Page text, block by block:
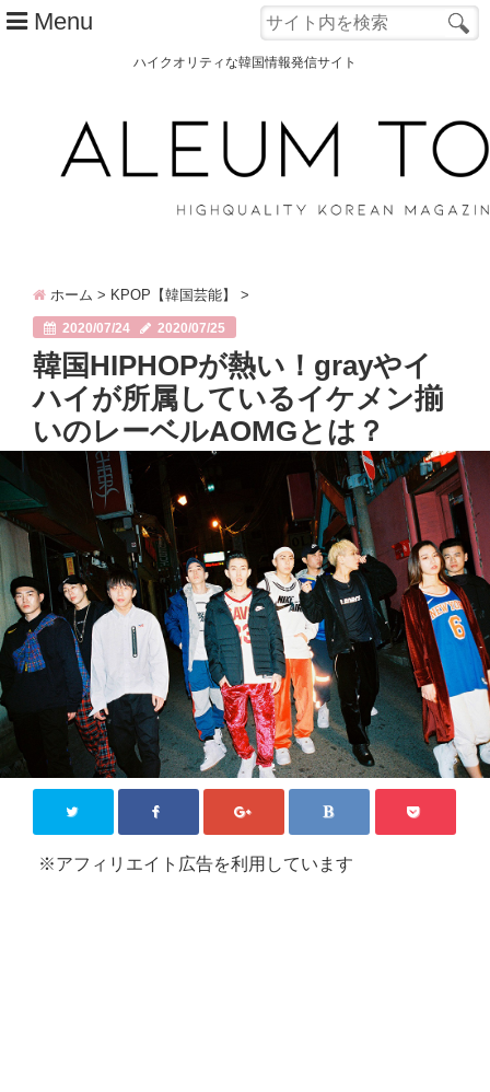
Menu
ALEUM TOWNとは？
韓国旅行
韓国 美容
オルチャン
KPOP【韓国芸能】
新大久保
その他
お問い合わせ
Close
ハイクオリティな韓国情報発信サイト
ホーム > KPOP【韓国芸能】 >
2020/07/24 2020/07/25
韓国HIPHOPが熱い！grayやイ
ハイが所属しているイケメン揃
いのレーベルAOMGとは？
※アフィリエイト広告を利用しています